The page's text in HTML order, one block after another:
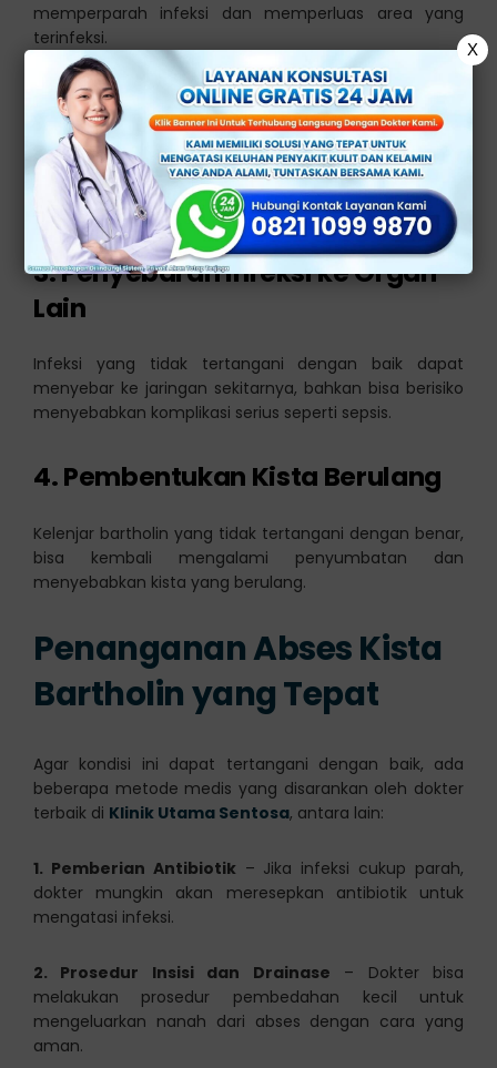
memperparah infeksi dan memperluas area yang
terinfeksi.
2. Rasa Sakit yang Berlebihan
Abses yang pecah secara paksa bisa menyebabkan
rasa nyeri yang hebat, terutama jika tidak dilakukan
dengan teknik yang steril dan benar.
3. Penyebaran Infeksi ke Organ
Lain
Infeksi yang tidak tertangani dengan baik dapat
menyebar ke jaringan sekitarnya, bahkan bisa berisiko
menyebabkan komplikasi serius seperti sepsis.
4. Pembentukan Kista Berulang
Kelenjar bartholin yang tidak tertangani dengan benar,
bisa kembali mengalami penyumbatan dan
menyebabkan kista yang berulang.
Penanganan Abses Kista
Bartholin yang Tepat
Agar kondisi ini dapat tertangani dengan baik, ada
beberapa metode medis yang disarankan oleh dokter
terbaik di Klinik Utama Sentosa, antara lain:
1. Pemberian Antibiotik – Jika infeksi cukup parah,
dokter mungkin akan meresepkan antibiotik untuk
mengatasi infeksi.
2. Prosedur Insisi dan Drainase – Dokter bisa
melakukan prosedur pembedahan kecil untuk
mengeluarkan nanah dari abses dengan cara yang
aman.
X